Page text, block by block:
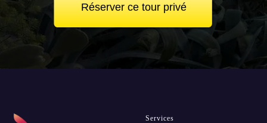
Réserver ce tour privé
Services